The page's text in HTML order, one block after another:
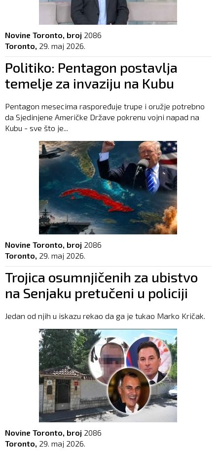
Novine Toronto, broj 2086
Toronto, 29. maj 2026.
Politiko: Pentagon postavlja
temelje za invaziju na Kubu
Pentagon mesecima raspoređuje trupe i oružje potrebno
da Sjedinjene Američke Države pokrenu vojni napad na
Kubu - sve što je...
Novine Toronto, broj 2086
Toronto, 29. maj 2026.
Trojica osumnjičenih za ubistvo
na Senjaku pretučeni u policiji
Jedan od njih u iskazu rekao da ga je tukao Marko Kričak.
Novine Toronto, broj 2086
Toronto, 29. maj 2026.